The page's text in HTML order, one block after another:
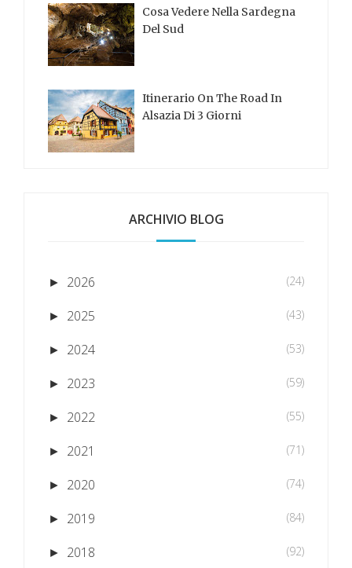
Cosa Vedere Nella Sardegna
Del Sud
Itinerario On The Road In
Alsazia Di 3 Giorni
ARCHIVIO BLOG
► 2026 (24)
► 2025 (43)
► 2024 (53)
► 2023 (59)
► 2022 (55)
► 2021 (71)
► 2020 (74)
► 2019 (84)
► 2018 (92)